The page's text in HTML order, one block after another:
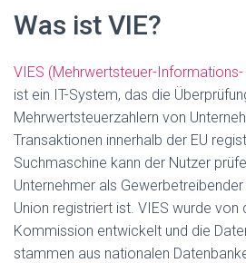
Was ist VIE?
VIES (Mehrwertsteuer-
ist ein IT-System, das die
Mehrwertsteuerzahlern von
Transaktionen innerhalb der EU
Suchmaschine kann der Nutzer
Unternehmer als
Union registriert ist. VIES wurde von
Kommission entwickelt und die
stammen aus nationalen